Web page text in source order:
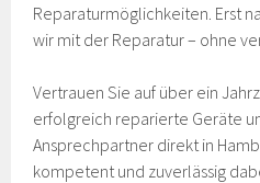
Reparaturmöglichkeiten. Erst
wir mit der Reparatur – ohne
Vertrauen Sie auf über ein
erfolgreich reparierte Geräte
Ansprechpartner direkt in
kompetent und zuverlässig